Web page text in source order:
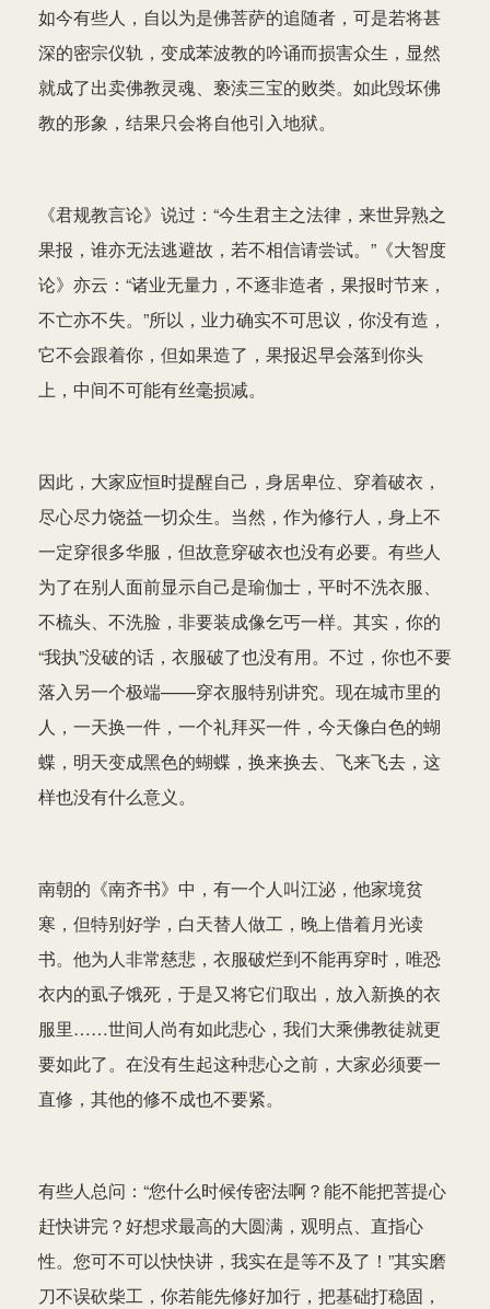
如今有些人，自以为是佛菩萨的追随者，可是若将甚
深的密宗仪轨，变成苯波教的吟诵而损害众生，显然
就成了出卖佛教灵魂、亵渎三宝的败类。如此毁坏佛
教的形象，结果只会将自他引入地狱。
《君规教言论》说过：“今生君主之法律，来世异熟之
果报，谁亦无法逃避故，若不相信请尝试。”《大智度
论》亦云：“诸业无量力，不逐非造者，果报时节来，
不亡亦不失。”所以，业力确实不可思议，你没有造，
它不会跟着你，但如果造了，果报迟早会落到你头
上，中间不可能有丝毫损减。
因此，大家应恒时提醒自己，身居卑位、穿着破衣，
尽心尽力饶益一切众生。当然，作为修行人，身上不
一定穿很多华服，但故意穿破衣也没有必要。有些人
为了在别人面前显示自己是瑜伽士，平时不洗衣服、
不梳头、不洗脸，非要装成像乞丐一样。其实，你的
“我执”没破的话，衣服破了也没有用。不过，你也不要
落入另一个极端——穿衣服特别讲究。现在城市里的
人，一天换一件，一个礼拜买一件，今天像白色的蝴
蝶，明天变成黑色的蝴蝶，换来换去、飞来飞去，这
样也没有什么意义。
南朝的《南齐书》中，有一个人叫江泌，他家境贫
寒，但特别好学，白天替人做工，晚上借着月光读
书。他为人非常慈悲，衣服破烂到不能再穿时，唯恐
衣内的虱子饿死，于是又将它们取出，放入新换的衣
服里……世间人尚有如此悲心，我们大乘佛教徒就更
要如此了。在没有生起这种悲心之前，大家必须要一
直修，其他的修不成也不要紧。
有些人总问：“您什么时候传密法啊？能不能把菩提心
赶快讲完？好想求最高的大圆满，观明点、直指心
性。您可不可以快快讲，我实在是等不及了！”其实磨
刀不误砍柴工，你若能先修好加行，把基础打稳固，